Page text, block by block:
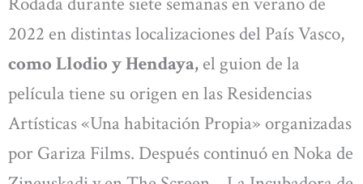
2022 en distintas localizaciones del País Vasco,
como Llodio y Hendaya, el guion de la
película tiene su origen en las Residencias
Artísticas «Una habitación Propia» organizadas
por Gariza Films. Después continuó en Noka de